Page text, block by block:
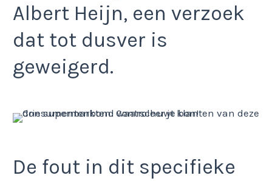
Albert Heijn, een verzoek
dat tot dusver is
geweigerd.
De fout in dit specifieke